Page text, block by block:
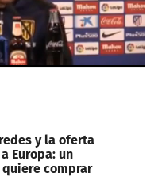
y la oferta
Europa: un
comprar